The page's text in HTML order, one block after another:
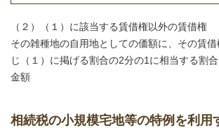
（２）（１）に該当する賃借権以外の賃借権
その雑種地の自用地としての価額に、その賃
じ（１）に掲げる割合の2分の1に相当する割
金額
相続税の小規模宅地等の特例を利用